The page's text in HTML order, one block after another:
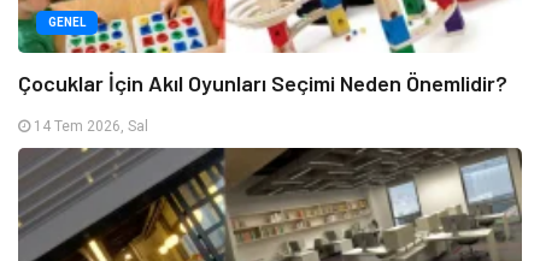
GENEL
Çocuklar İçin Akıl Oyunları Seçimi Neden Önemlidir?
14 Tem 2026, Sal